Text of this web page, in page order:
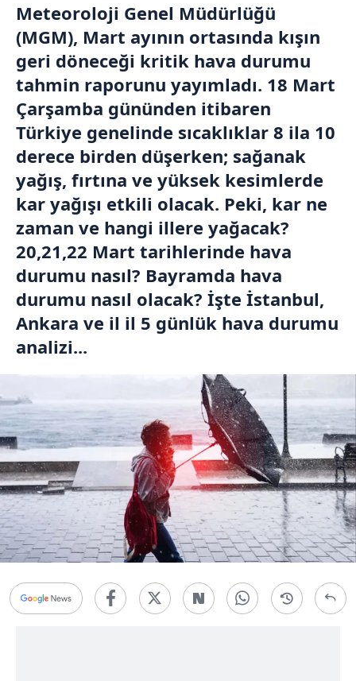
Meteoroloji Genel Müdürlüğü
(MGM), Mart ayının ortasında kışın
geri döneceği kritik hava durumu
tahmin raporunu yayımladı. 18 Mart
Çarşamba gününden itibaren
Türkiye genelinde sıcaklıklar 8 ila 10
derece birden düşerken; sağanak
yağış, fırtına ve yüksek kesimlerde
kar yağışı etkili olacak. Peki, kar ne
zaman ve hangi illere yağacak?
20,21,22 Mart tarihlerinde hava
durumu nasıl? Bayramda hava
durumu nasıl olacak? İşte İstanbul,
Ankara ve il il 5 günlük hava durumu
analizi...